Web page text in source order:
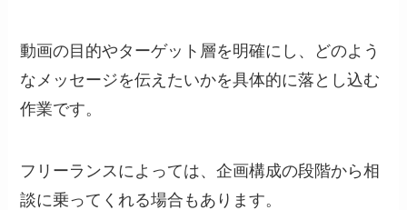
動画の目的やターゲット層を明確にし、どのよう
なメッセージを伝えたいかを具体的に落とし込む
作業です。
フリーランスによっては、企画構成の段階から相
談に乗ってくれる場合もあります。